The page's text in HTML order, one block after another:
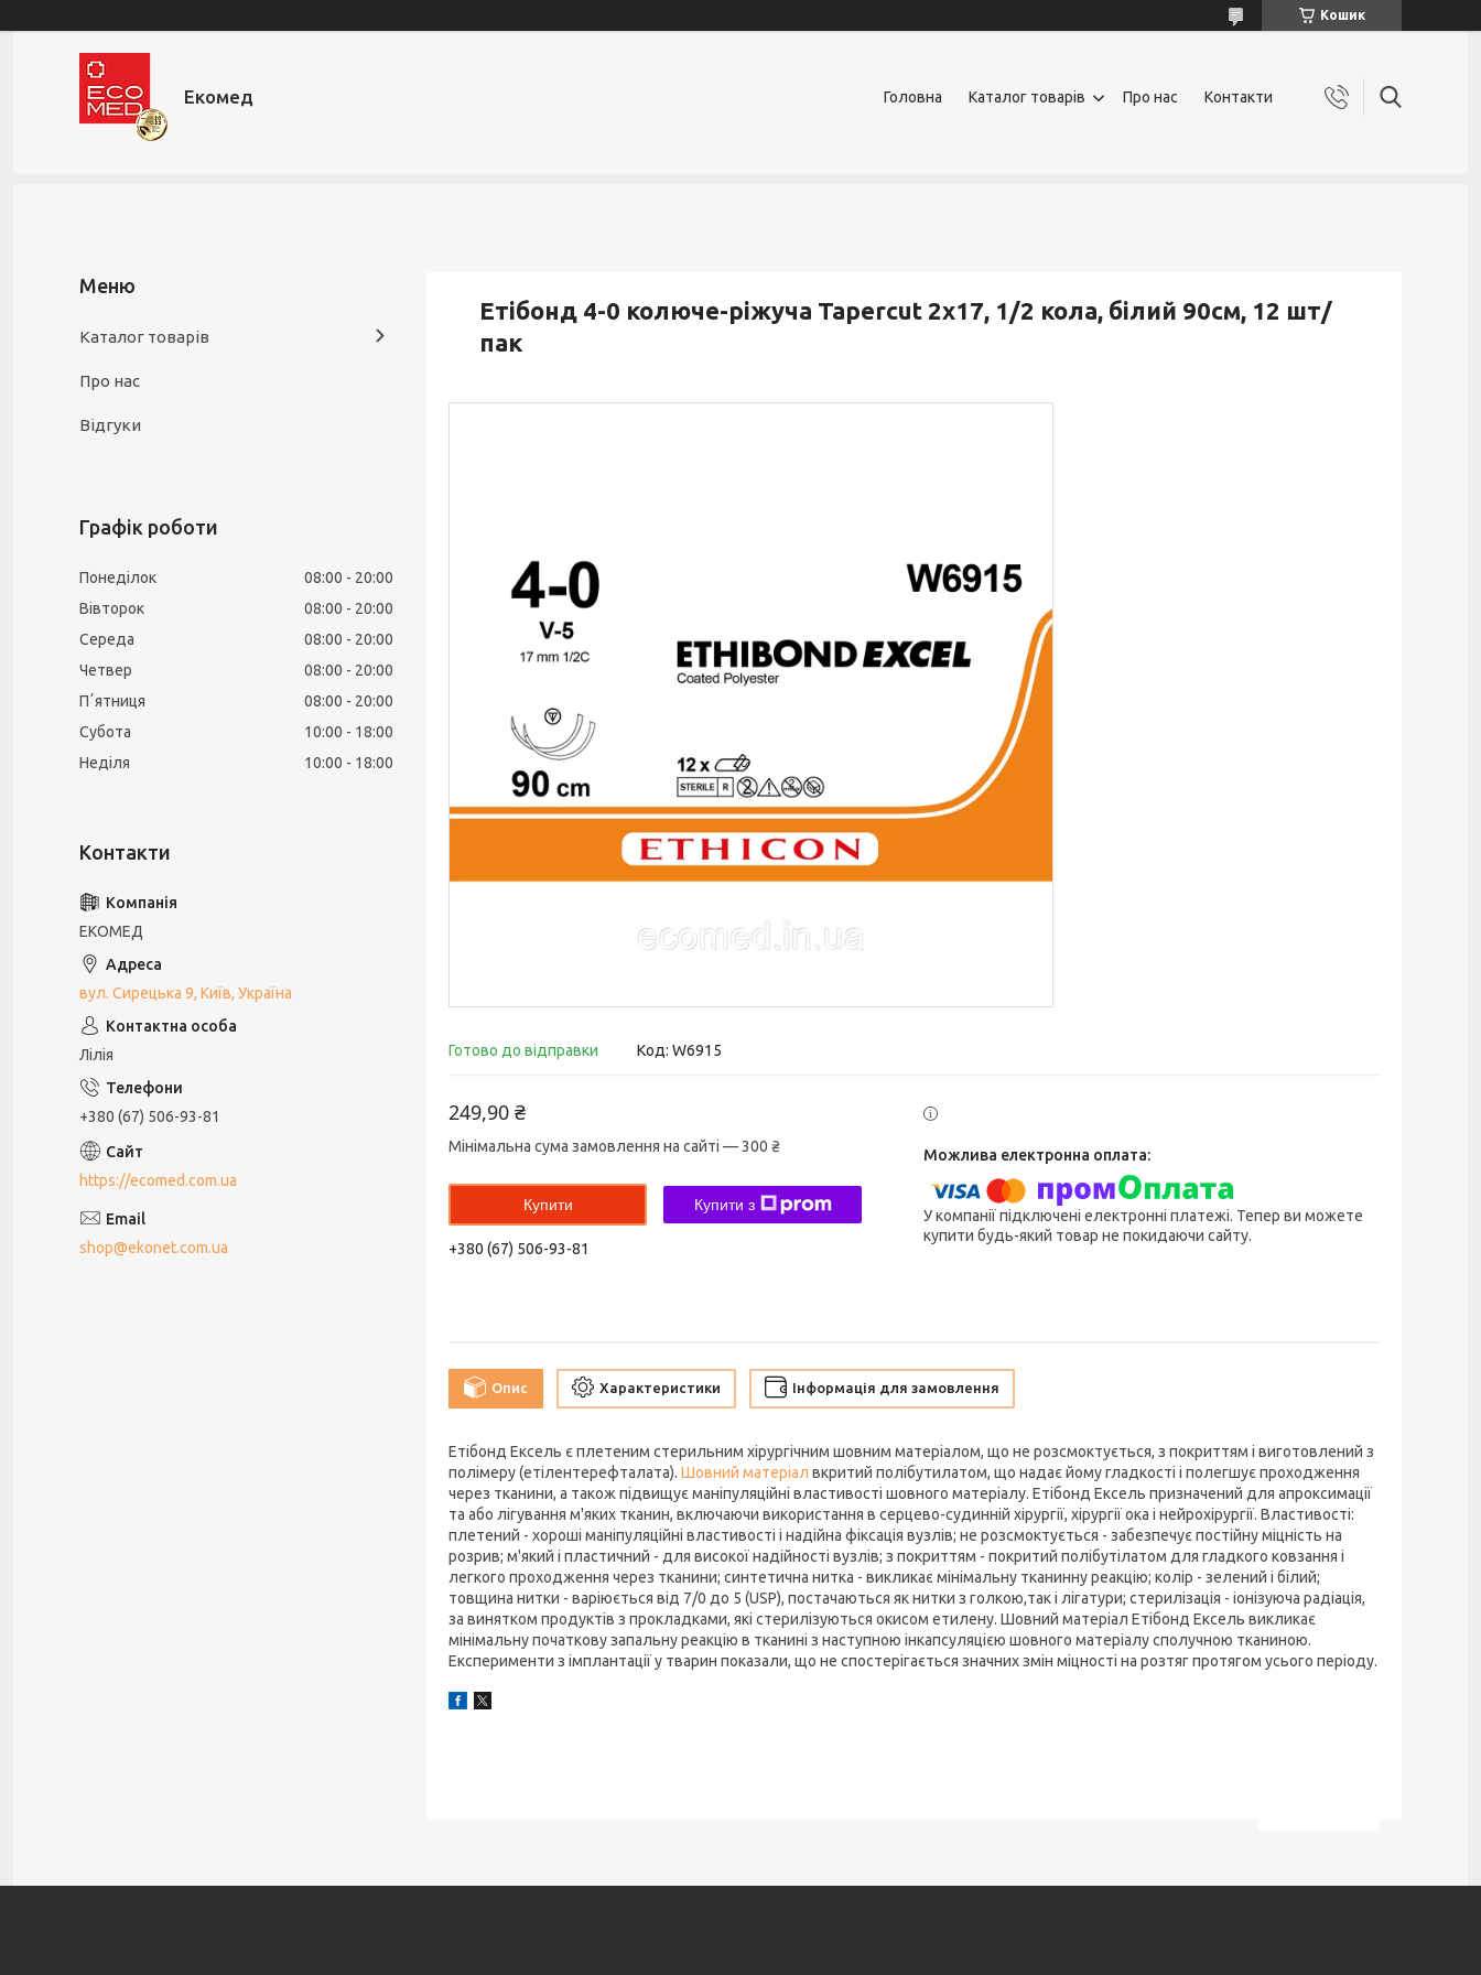
Кошик
Екомед Головна Каталог товарів Про нас Контакти
Етібонд 4-0 колюче-ріжуча Tapercut 2х17, 1/2 кола, білий 90см, 12 шт/
пак
Готово до відправки Код: W6915
249,90 ₴
Мінімальна сума замовлення на сайті — 300 ₴
Купити Купити з
+380 (67) 506-93-81
У компанії підключені електронні платежі. Тепер ви можете
купити будь-який товар не покидаючи сайту.
Опис Характеристики Інформація для замовлення
Етібонд Ексель є плетеним стерильним хірургічним шовним матеріалом, що не розсмоктується, з покриттям і виготовлений з
полімеру (етілентерефталата). Шовний матеріал вкритий полібутилатом, що надає йому гладкості і полегшує проходження
через тканини, а також підвищує маніпуляційні властивості шовного матеріалу. Етібонд Ексель призначений для апроксимації
та або лігування м'яких тканин, включаючи використання в серцево-судинній хірургії, хірургії ока і нейрохірургії. Властивості:
плетений - хороші маніпуляційні властивості і надійна фіксація вузлів; не розсмоктується - забезпечує постійну міцність на
розрив; м'який і пластичний - для високої надійності вузлів; з покриттям - покритий полібутілатом для гладкого ковзання і
легкого проходження через тканини; синтетична нитка - викликає мінімальну тканинну реакцію; колір - зелений і білий;
товщина нитки - варіюється від 7/0 до 5 (USP), постачаються як нитки з голкою,так і лігатури; стерилізація - іонізуюча радіація,
за винятком продуктів з прокладками, які стерилізуються окисом етилену. Шовний матеріал Етібонд Ексель викликає
мінімальну початкову запальну реакцію в тканині з наступною інкапсуляцією шовного матеріалу сполучною тканиною.
Експерименти з імплантації у тварин показали, що не спостерігається значних змін міцності на розтяг протягом усього періоду.
Каталог товарів
Про нас
Відгуки
Графік роботи
Понеділок 08:00
20:00
Вівторок
08:00
20:00
Середа
08:00
20:00
Четвер
08:00
20:00
Пʼятниця
08:00
20:00
Субота
10:00
18:00
Неділя
10:00 18:00
ЕКОМЕД
вул. Сирецька 9, Київ, Україна
Лілія
+380 (67) 506-93-81
https://ecomed.com.ua
shop@ekonet.com.ua